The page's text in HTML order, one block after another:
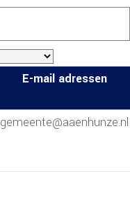
E-mail adressen
gemeente@aaenhunze.nl